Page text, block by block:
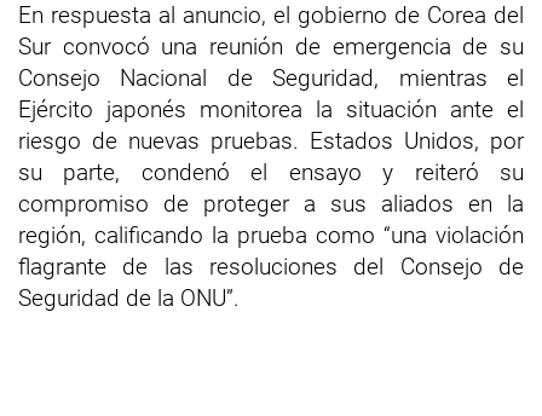
En respuesta al anuncio, el gobierno de Corea del
Sur convocó una reunión de emergencia de su
Consejo Nacional de Seguridad, mientras el
Ejército japonés monitorea la situación ante el
riesgo de nuevas pruebas. Estados Unidos, por
su parte, condenó el ensayo y reiteró su
compromiso de proteger a sus aliados en la
región, calificando la prueba como “una violación
flagrante de las resoluciones del Consejo de
Seguridad de la ONU”.